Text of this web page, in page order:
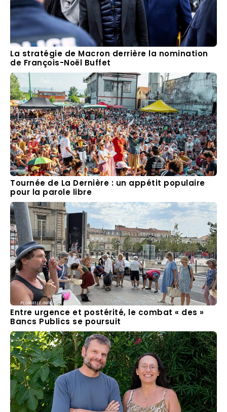
La stratégie de Macron derrière la nomination
de François-Noël Buffet
Tournée de La Dernière : un appétit populaire
pour la parole libre
Entre urgence et postérité, le combat « des »
Bancs Publics se poursuit